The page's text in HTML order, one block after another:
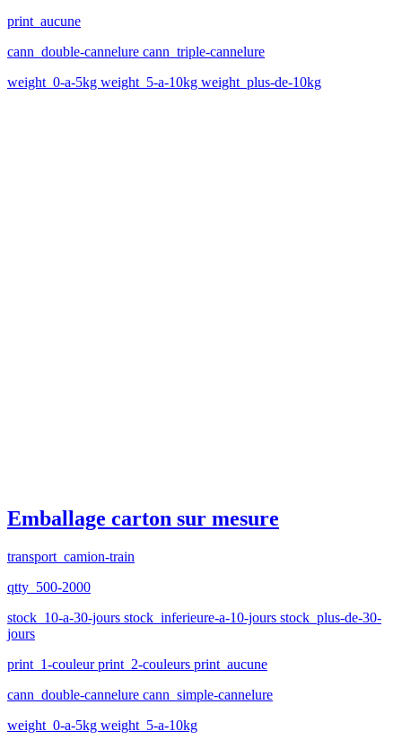
print_aucune
cann_double-cannelure cann_triple-cannelure
weight_0-a-5kg weight_5-a-10kg weight_plus-de-10kg
Emballage carton sur mesure
transport_camion-train
qtty_500-2000
stock_10-a-30-jours stock_inferieure-a-10-jours stock_plus-de-30-
jours
print_1-couleur print_2-couleurs print_aucune
cann_double-cannelure cann_simple-cannelure
weight_0-a-5kg weight_5-a-10kg